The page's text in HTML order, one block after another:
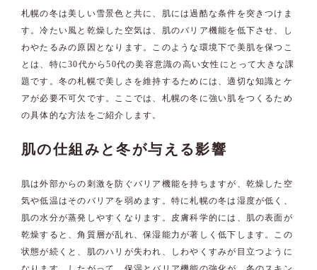
札幌の冬は美しい雪景色と共に、肌には過酷な条件を突きつけま
す。冷たい風と乾燥した空気は、肌のバリア機能を低下させ、し
わやたるみの原因となります。このような環境下で美肌を保つこ
とは、特に30代から50代の美容意識の高い女性にとって大きな課
題です。冬の札幌で美しさを維持するためには、適切な知識とケ
アが必要不可欠です。ここでは、札幌の冬に強い肌をつくるため
の具体的な方法をご紹介します。
肌の仕組みと冬が与える影響
肌は外部からの刺激を防ぐバリア機能を持ちますが、乾燥した空
気や低温はそのバリアを弱めます。特に札幌の冬は湿度が低く、
肌の水分が蒸発しやすくなります。皮膚科学的には、肌の表面が
乾燥すると、角質層が乱れ、保湿能力が著しく低下します。この
状態が続くと、肌のハリが失われ、しわやくすみが目立つように